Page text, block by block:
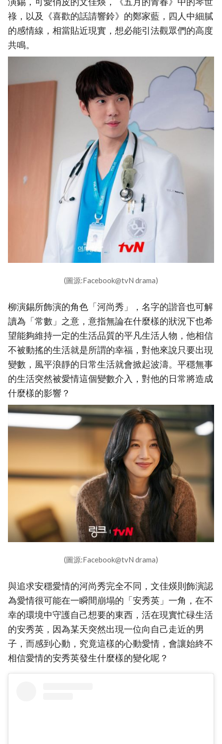
祿，以及《喜歡的話請響鈴》的鄭家藍，四人中細膩
的感情線，相當貼近現實，想必能引法觀眾們的高度
共鳴。
(圖源:Facebook@tvN drama)
柳演錫所飾演的角色「河尚秀」，名字的諧音也可解
讀為「常數」之意，意指無論在什麼樣的狀況下也希
望能夠維持一定的生活品質的平凡生活人物，他相信
不被動搖的生活就是所謂的幸福，對他來說只要出現
變數，風平浪靜的日常生活就會掀起波濤。平穩無事
的生活突然被愛情這個變數介入，對他的日常將造成
什麼樣的影響？
(圖源:Facebook@tvN drama)
與追求安穩愛情的河尚秀完全不同，文佳煐則飾演認
為愛情很可能在一瞬間崩塌的「安秀英」一角，在不
幸的環境中守護自己想要的東西，活在現實忙碌生活
的安秀英，因為某天突然出現一位向自己走近的男
子，而感到心動，究竟這樣的心動愛情，會讓始終不
相信愛情的安秀英發生什麼樣的變化呢？